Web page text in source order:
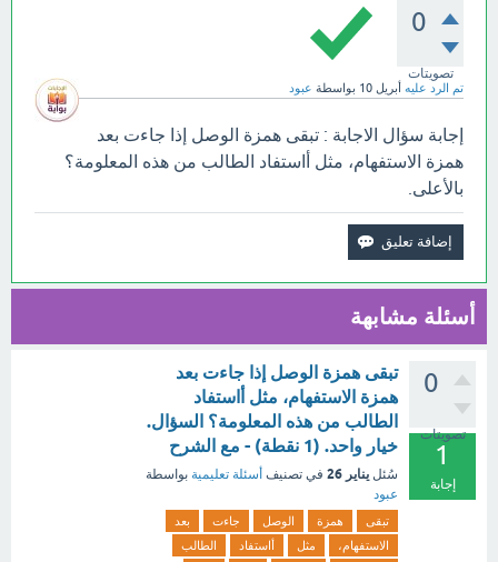
0
تصويتات
تم الرد عليه أبريل 10 بواسطة عبود
إجابة سؤال الاجابة : تبقى همزة الوصل إذا جاءت بعد
همزة الاستفهام، مثل أاستفاد الطالب من هذه المعلومة؟
بالأعلى.
أسئلة مشابهة
0
تصويتات
1
إجابة
تبقى همزة الوصل إذا جاءت بعد
همزة الاستفهام، مثل أاستفاد
الطالب من هذه المعلومة؟ السؤال.
خيار واحد. (1 نقطة) - مع الشرح
سُئل يناير 26 في تصنيف أسئلة تعليمية بواسطة
عبود
تبقى همزة الوصل جاءت
بعد
الاستفهام،
مثل أاستفاد
الطالب